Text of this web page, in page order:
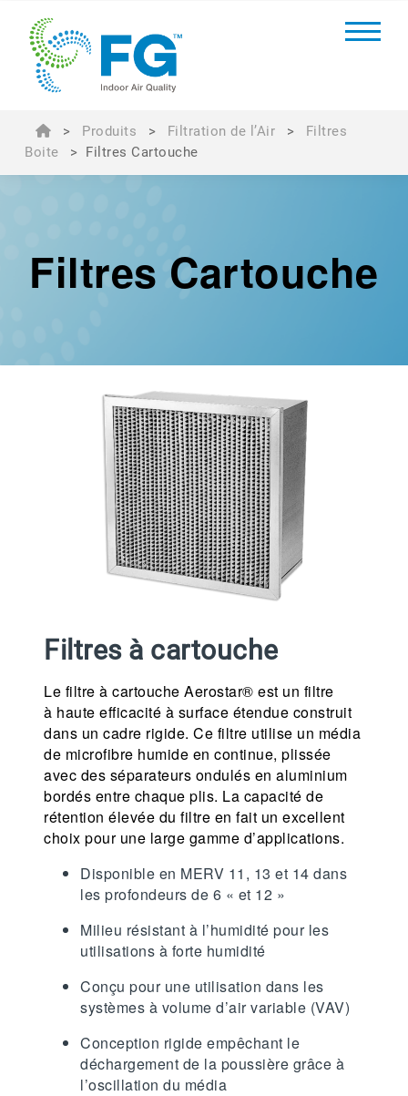
> Produits > Filtration de l’Air >
Filtres
Boite
> Filtres Cartouche
Filtres Cartouche
Filtres à cartouche
Le filtre à cartouche Aerostar® est un filtre
à haute efficacité à surface étendue construit
dans un cadre rigide. Ce filtre utilise un média
de microfibre humide en continue, plissée
avec des séparateurs ondulés en aluminium
bordés entre chaque plis. La capacité de
rétention élevée du filtre en fait un excellent
choix pour une large gamme d’applications.
Disponible en MERV 11, 13 et 14 dans
les profondeurs de 6 « et 12 »
Milieu résistant à l’humidité pour les
utilisations à forte humidité
Conçu pour une utilisation dans les
systèmes à volume d’air variable (VAV)
Conception rigide empêchant le
déchargement de la poussière grâce à
l’oscillation du média